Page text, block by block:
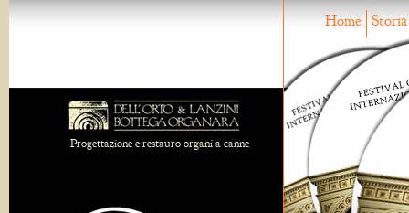
Home Storia
Progettazione e restauro organi a canne